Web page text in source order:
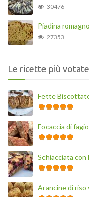
30476
Piadina
27353
Le ricette più votate
Fette
Focaccia di
Schiacciata con
Arancine di riso